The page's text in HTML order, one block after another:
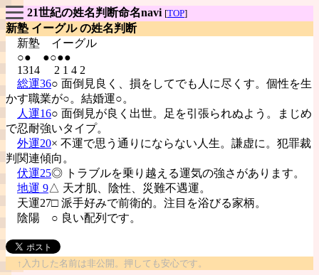
21世紀の姓名判断命名navi [TOP]
新塾 イーグル の姓名判断
新塾 イーグル
○● ●○●●
1314 2 1 4 2
総運36○ 面倒見良く、損をしてでも人に尽くす。個性を生
かす職業が○。結婚運○。
人運16○ 面倒見が良く出世。足を引張られぬよう。まじめ
で忍耐強いタイプ。
外運20× 不運で思う通りにならない人生。謙虚に。犯罪裁
判関連傾向。
伏運25◎ トラブルを乗り越える運気の強さがあります。
地運 9△ 天才肌、陰性、災難不遇運。
天運27□ 派手好みで前衛的。注目を浴びる家柄。
陰陽 ○ 良い配列です。
↑入力した名前は非公開。押しても安心です。